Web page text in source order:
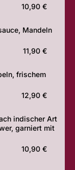
10,90 €
Mandeln
11,90 €
frischem
12,90 €
indischer Art
garniert mit
10,90 €